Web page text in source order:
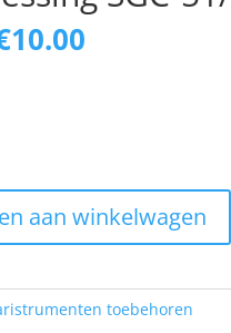
prijs
10.00Huidige
aan winkelwagen
toebehoren